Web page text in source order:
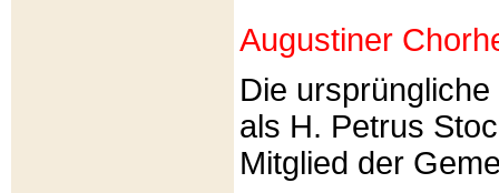
Augustiner
Die
als H. Petrus
Mitglied der